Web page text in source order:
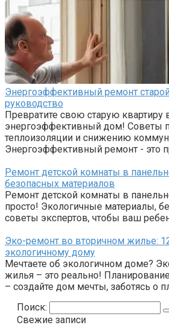
Энергоэффективный ремонт
руководство
Превратите свою старую квартиру
энергоэффективный дом! Советы
теплоизоляции и снижению
Энергоэффективный ремонт - это
Ремонт детской комнаты в
безопасных материалов
Ремонт детской комнаты в
просто! Экологичные материалы,
советы экспертов, чтобы ваш
Эко-ремонт во вторичном жилье:
экологичному дому
Мечтаете об экологичном доме?
жилья – это реально!
– создайте дом мечты, заботясь о
Поиск:
Свежие записи